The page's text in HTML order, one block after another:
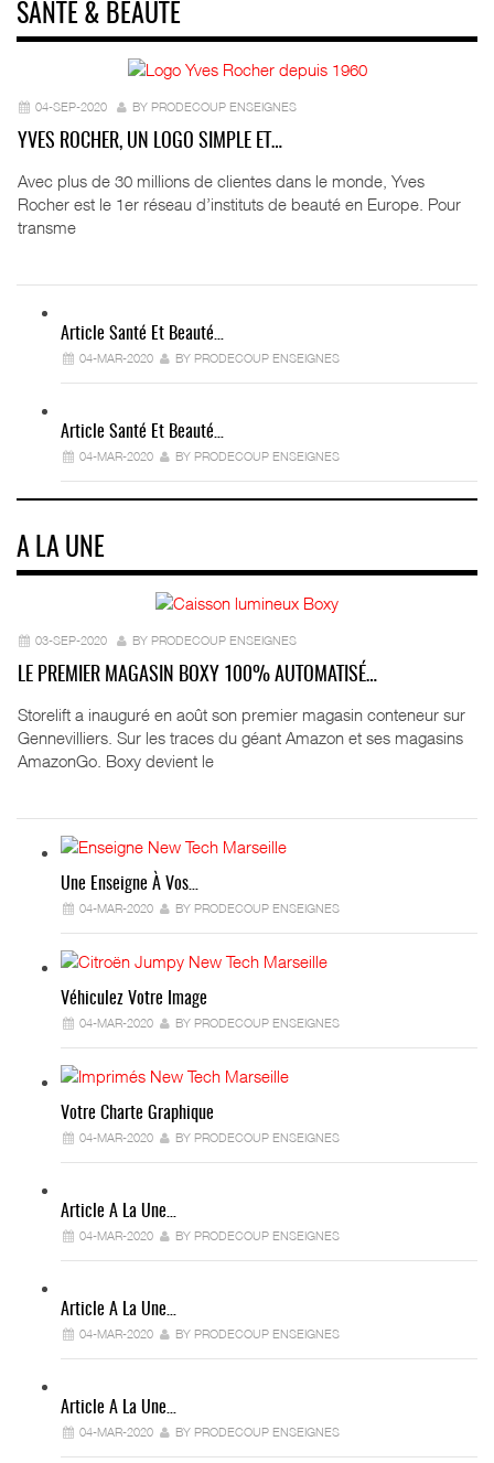
SANTÉ & BEAUTÉ
04-SEP-2020 BY PRODECOUP ENSEIGNES
YVES ROCHER, UN LOGO SIMPLE ET…
Avec plus de 30 millions de clientes dans le monde, Yves
Rocher est le 1er réseau d’instituts de beauté en Europe. Pour
transme
Article Santé Et Beauté…
04-MAR-2020 BY PRODECOUP ENSEIGNES
Article Santé Et Beauté…
04-MAR-2020 BY PRODECOUP ENSEIGNES
A LA UNE
03-SEP-2020 BY PRODECOUP ENSEIGNES
LE PREMIER MAGASIN BOXY 100% AUTOMATISÉ…
Storelift a inauguré en août son premier magasin conteneur sur
Gennevilliers. Sur les traces du géant Amazon et ses magasins
AmazonGo. Boxy devient le
Une Enseigne À Vos…
04-MAR-2020 BY PRODECOUP ENSEIGNES
Véhiculez Votre Image
04-MAR-2020 BY PRODECOUP ENSEIGNES
Votre Charte Graphique
04-MAR-2020 BY PRODECOUP ENSEIGNES
Article A La Une…
04-MAR-2020 BY PRODECOUP ENSEIGNES
Article A La Une…
04-MAR-2020 BY PRODECOUP ENSEIGNES
Article A La Une…
04-MAR-2020 BY PRODECOUP ENSEIGNES